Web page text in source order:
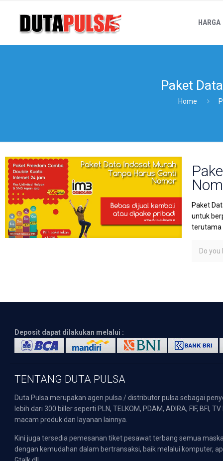
HARGA
Paket
Home
Paket
untuk
terutama
Do you
Deposit dapat dilakukan melalui :
TENTANG DUTA PULSA
Duta Pulsa merupakan agen pulsa / distributor pulsa sebagai
lebih dari 300 biller seperti PLN, TELKOM, PDAM, ADIRA, FIF,
macam produk dan layanan lainnya.
Kini juga tersedia pemesanan tiket pesawat terbang semua
dengan kemudahan dalam bertransaksi, baik melalui komputer,